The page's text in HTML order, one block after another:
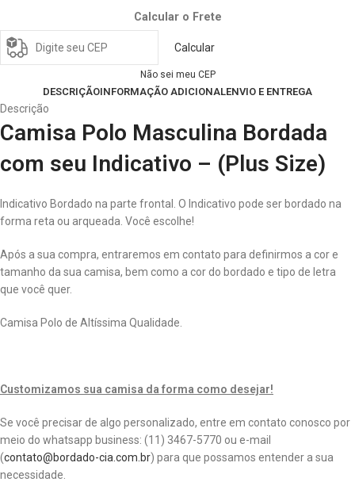
Calcular o Frete
Calcular
Não sei meu CEP
DESCRIÇÃOINFORMAÇÃO ADICIONALENVIO E ENTREGA
Descrição
Camisa Polo Masculina Bordada
com seu Indicativo – (Plus Size)
Indicativo Bordado na parte frontal. O Indicativo pode ser bordado na
forma reta ou arqueada. Você escolhe!
Após a sua compra, entraremos em contato para definirmos a cor e
tamanho da sua camisa, bem como a cor do bordado e tipo de letra
que você quer.
Camisa Polo de Altíssima Qualidade.
Customizamos sua camisa da forma como desejar!
Se você precisar de algo personalizado, entre em contato conosco por
meio do whatsapp business: (11) 3467-5770 ou e-mail
(contato@bordado-cia.com.br) para que possamos entender a sua
necessidade.